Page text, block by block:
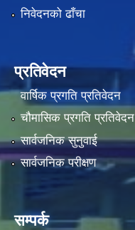
निवेदनको ढाँचा
प्रतिवेदन
वार्षिक प्रगति प्रतिवेदन
चौमासिक प्रगति प्रतिवेदन
सार्वजनिक सुनुवाई
सार्वजनिक परीक्षण
सम्पर्क